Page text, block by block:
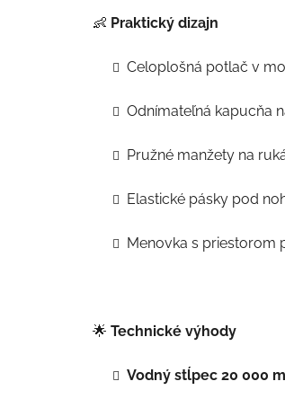
👶 Praktický dizajn
Celoplošná potlač v
Odnímateľná kapucňa
Pružné manžety na
Elastické pásky pod
Menovka s priestorom
🌟 Technické výhody
Vodný stĺpec 20 000